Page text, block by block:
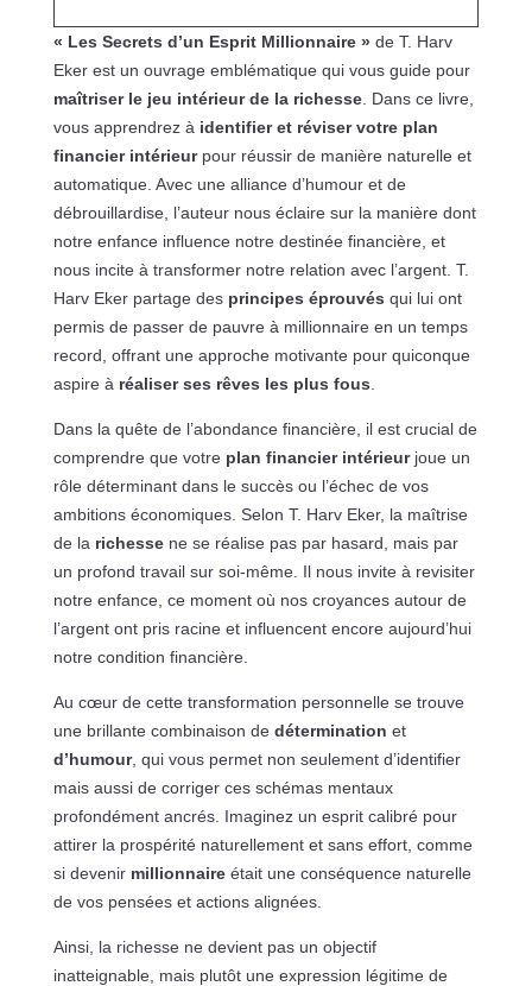
« Les Secrets d’un Esprit Millionnaire »de T. Harv
Eker est un ouvrage emblématique qui vous guide pour
maîtriser le jeu intérieur de la richesse. Dans ce livre,
vous apprendrez à identifier et réviser votre plan
financier intérieurpour réussir de manière naturelle et
automatique. Avec une alliance d’humour et de
débrouillardise, l’auteur nous éclaire sur la manière dont
notre enfance influence notre destinée financière, et
nous incite à transformer notre relation avec l’argent. T.
Harv Eker partage des principes éprouvés qui lui ont
permis de passer de pauvre à millionnaire en un temps
record, offrant une approche motivante pour quiconque
aspire à réaliser ses rêves les plus fous
Dans la quête de l’abondance financière, il est crucial de
comprendre que votre plan financier intérieurjoue un
rôle déterminant dans le succès ou l’échec de vos
ambitions économiques. Selon T. Harv Eker, la maîtrise
de la richessene se réalise pas par hasard, mais par
un profond travail sur soi-même. Il nous invite à revisiter
notre enfance, ce moment où nos croyances autour de
l’argent ont pris racine et influencent encore aujourd’hui
notre condition financière.
Au cœur de cette transformation personnelle se trouve
une brillante combinaison de détermination et
d’humour, qui vous permet non seulement d’identifier
mais aussi de corriger ces schémas mentaux
profondément ancrés. Imaginez un esprit calibré pour
attirer la prospérité naturellement et sans effort, comme
si devenir millionnaireétait une conséquence naturelle
de vos pensées et actions alignées.
Ainsi, la richesse ne devient pas un objectif
inatteignable, mais plutôt une expression légitime de